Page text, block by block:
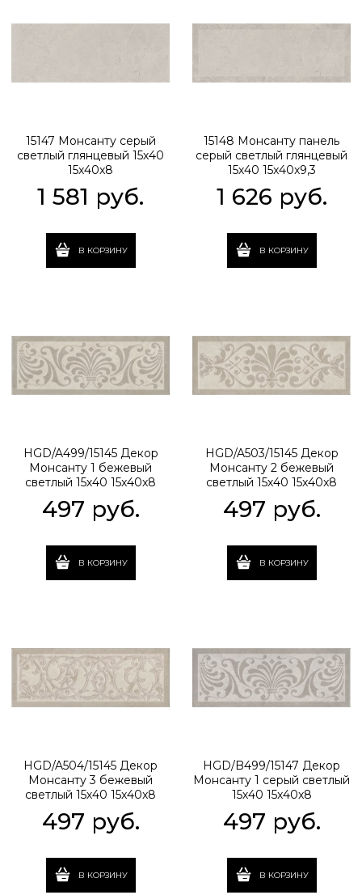
15147 Монсанту серый
светлый глянцевый 15х40
15x40x8
1 581 руб.
В КОРЗИНУ
15148 Монсанту панель
серый светлый глянцевый
15х40 15x40x9,3
1 626 руб.
В КОРЗИНУ
HGD/A499/15145 Декор
Монсанту 1 бежевый
светлый 15х40 15x40x8
497 руб.
В КОРЗИНУ
HGD/A503/15145 Декор
Монсанту 2 бежевый
светлый 15х40 15x40x8
497 руб.
В КОРЗИНУ
HGD/A504/15145 Декор
Монсанту 3 бежевый
светлый 15х40 15x40x8
497 руб.
В КОРЗИНУ
HGD/B499/15147 Декор
Монсанту 1 серый светлый
15х40 15x40x8
497 руб.
В КОРЗИНУ